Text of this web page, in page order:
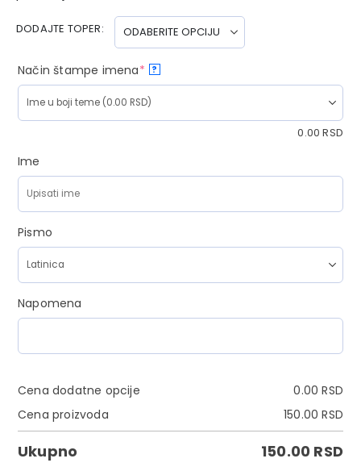
DODAJTE TOPER
Način štampe imena* ?
0.00RSD
Ime
Pismo
Napomena
Cena dodatne opcije 0.00RSD
Cena proizvoda
150.00RSD
Ukupno 150.00 RSD